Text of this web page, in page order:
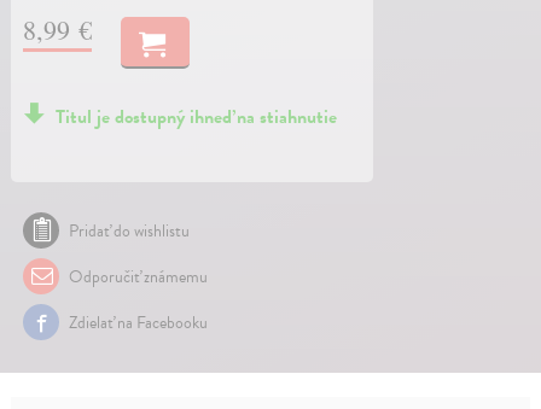
8,99 €
Titul je dostupný ihneď na stiahnutie
Pridať do wishlistu
Odporučiť známemu
Zdielať na Facebooku